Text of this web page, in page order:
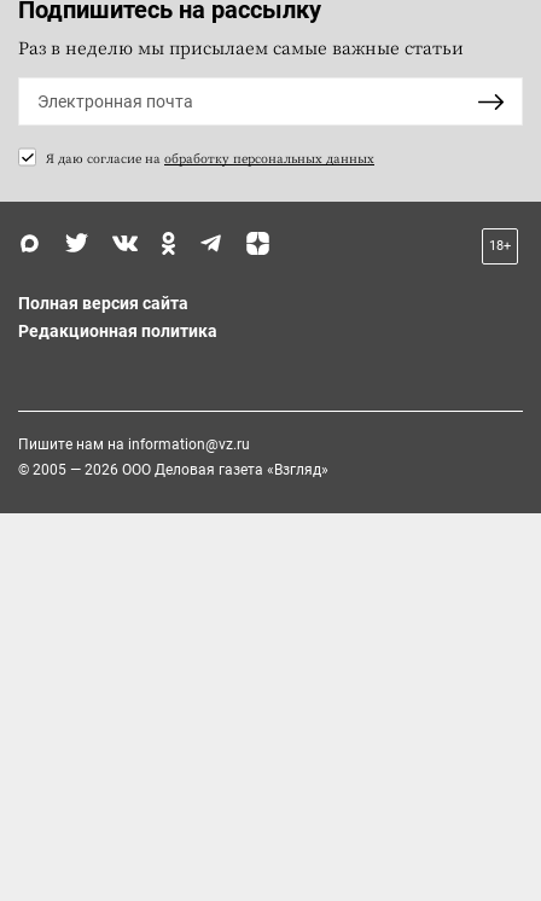
Подпишитесь на рассылку
Раз в неделю мы присылаем самые важные статьи
Я даю согласие на обработку персональных данных
18+
Полная версия сайта
Редакционная политика
Пишите нам на information@vz.ru
© 2005 — 2026 ООО Деловая газета «Взгляд»